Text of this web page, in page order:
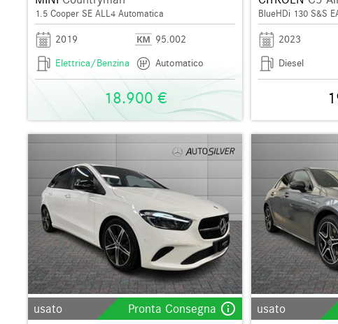
1.5 Cooper SE ALL4 Automatica
2019
95.002
Elettrica/Benzina
Automatico
18.900 €
BlueHDi 130 S&S
2023
Diesel
usato Pronta Consegna info_outline usato